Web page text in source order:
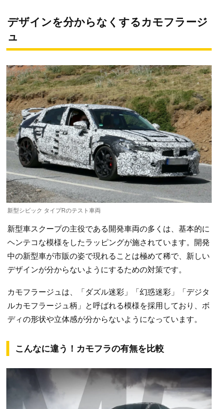
デザインを分からなくするカモフラージ
ュ
新型シビック タイプRのテスト車両
新型車スクープの主役である開発車両の多くは、基本的に
ヘンテコな模様をしたラッピングが施されています。開発
中の新型車が市販の姿で現れることは極めて稀で、新しい
デザインが分からないようにするための対策です。
カモフラージュは、「ダズル迷彩」「幻惑迷彩」「デジタ
ルカモフラージュ柄」と呼ばれる模様を採用しており、ボ
ディの形状や立体感が分からないようになっています。
こんなに違う！カモフラの有無を比較